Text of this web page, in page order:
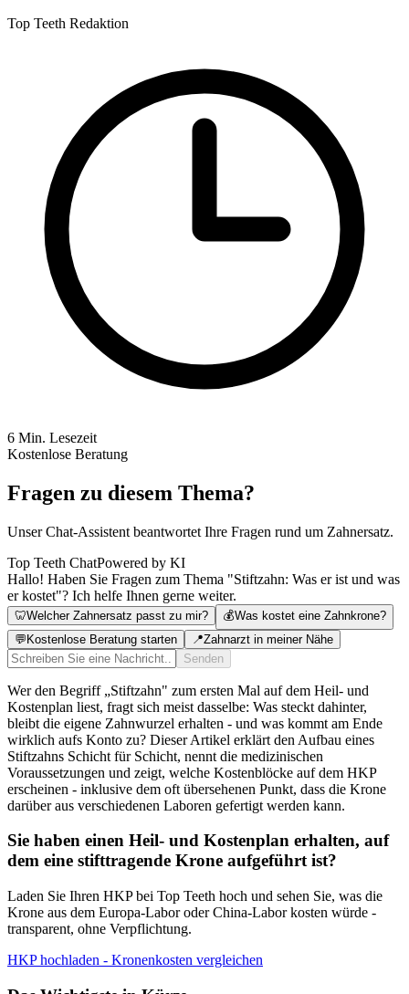
Top Teeth Redaktion
6 Min. Lesezeit
Kostenlose Beratung
Fragen zu diesem Thema?
Unser Chat-Assistent beantwortet Ihre Fragen rund um Zahnersatz.
Top Teeth ChatPowered by KI
Hallo! Haben Sie Fragen zum Thema "Stiftzahn: Was er ist und was
er kostet"? Ich helfe Ihnen gerne weiter.
🦷Welcher Zahnersatz passt zu mir? 💰Was kostet eine Zahnkrone?
💬Kostenlose Beratung starten 📍Zahnarzt in meiner Nähe
Senden
Wer den Begriff „Stiftzahn" zum ersten Mal auf dem Heil- und
Kostenplan liest, fragt sich meist dasselbe: Was steckt dahinter,
bleibt die eigene Zahnwurzel erhalten - und was kommt am Ende
wirklich aufs Konto zu? Dieser Artikel erklärt den Aufbau eines
Stiftzahns Schicht für Schicht, nennt die medizinischen
Voraussetzungen und zeigt, welche Kostenblöcke auf dem HKP
erscheinen - inklusive dem oft übersehenen Punkt, dass die Krone
darüber aus verschiedenen Laboren gefertigt werden kann.
Sie haben einen Heil- und Kostenplan erhalten, auf
dem eine stifttragende Krone aufgeführt ist?
Laden Sie Ihren HKP bei Top Teeth hoch und sehen Sie, was die
Krone aus dem Europa-Labor oder China-Labor kosten würde -
transparent, ohne Verpflichtung.
HKP hochladen - Kronenkosten vergleichen